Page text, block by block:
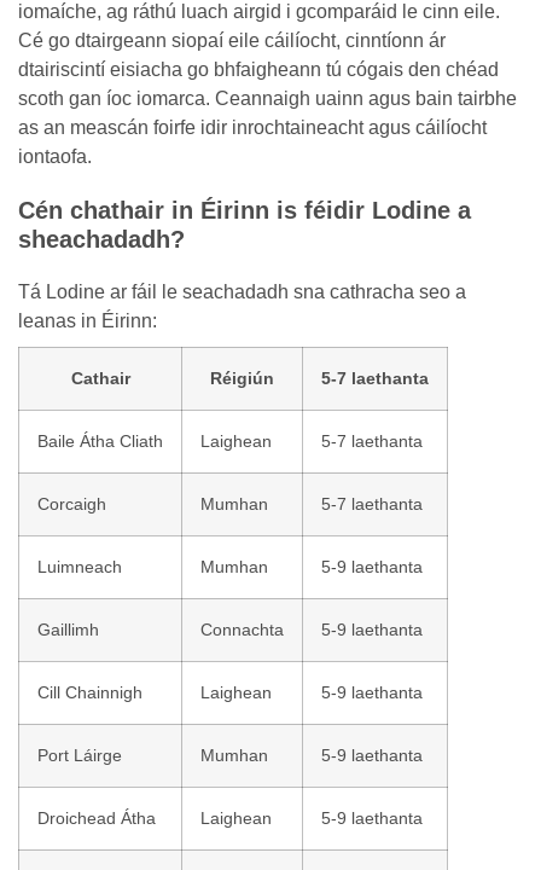
iomaíche, ag ráthú luach airgid i gcomparáid le cinn eile.
Cé go dtairgeann siopaí eile cáilíocht, cinntíonn ár
dtairiscintí eisiacha go bhfaigheann tú cógais den chéad
scoth gan íoc iomarca. Ceannaigh uainn agus bain tairbhe
as an meascán foirfe idir inrochtaineacht agus cáilíocht
iontaofa.
Cén chathair in Éirinn is féidir Lodine a
sheachadadh?
Tá Lodine ar fáil le seachadadh sna cathracha seo a
leanas in Éirinn:
Cathair Réigiún 5-7 laethanta
Baile Átha Cliath Laighean 5-7 laethanta
Corcaigh Mumhan 5-7 laethanta
Luimneach Mumhan 5-9 laethanta
Gaillimh Connachta 5-9 laethanta
Cill Chainnigh Laighean 5-9 laethanta
Port Láirge Mumhan 5-9 laethanta
Droichead Átha Laighean 5-9 laethanta